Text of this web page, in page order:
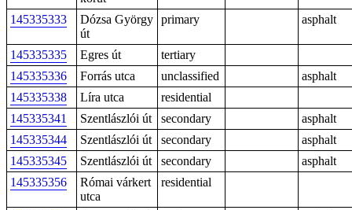
145335333
Dózsa György
út
primary asphalt
145335335 Egres út
tertiary
145335336
Forrás utca unclassified
asphalt
145335338
Líra utca
residential
145335341
Szentlászlói út secondary
asphalt
145335344
Szentlászlói út secondary
asphalt
145335345
Szentlászlói út secondary
asphalt
145335356
Római várkert
utca
residential